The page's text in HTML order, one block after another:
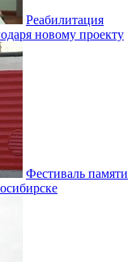
Реабилитация
новому проекту
Фестиваль памяти